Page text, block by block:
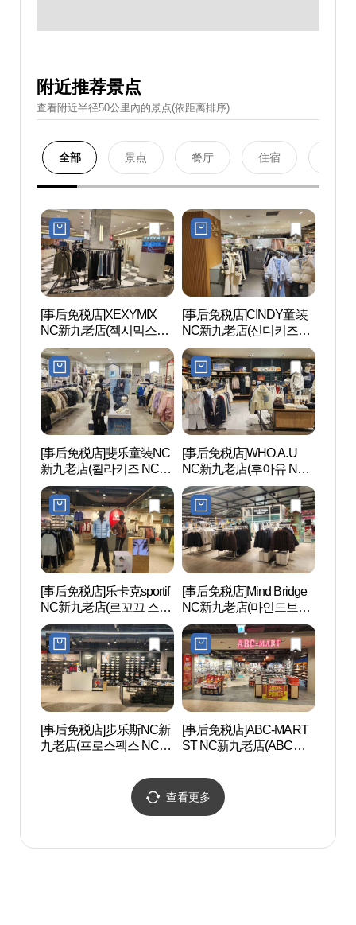
附近推荐景点
查看附近半径50公里內的景点(依距离排序)
全部 景点 餐厅 住宿
[事后免税店]XEXYMIX
NC新九老店(젝시믹스
NC 신구로점)
[事后免税店]CINDY童装
NC新九老店(신디키즈
NC 신구로점)
[事后免税店]斐乐童装NC
新九老店(휠라키즈 NC 신
구로점)
[事后免税店]WHO.A.U
NC新九老店(후아유 NC
신구로점)
[事后免税店]乐卡克sportif
NC新九老店(르꼬끄 스포
르티브 NC 신구로점)
[事后免税店]Mind Bridge
NC新九老店(마인드브릿
지 NC 신구로점)
[事后免税店]步乐斯NC新
九老店(프로스펙스 NC 신
[事后免税店]ABC-MART
ST NC新九老店(ABC마
查看更多